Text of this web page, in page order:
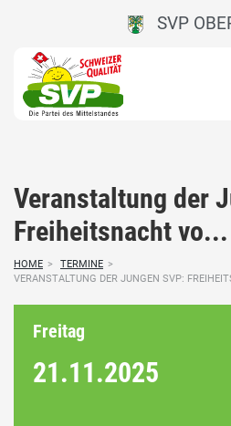
SVP
Veranstaltung der
Freiheitsnacht vo...
HOME > TERMINE >
VERANSTALTUNG DER JUNGEN SVP:
Freitag
21.11.2025